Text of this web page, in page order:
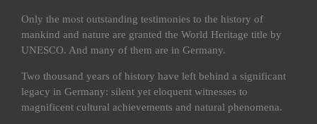
Only the most outstanding testimonies to the history of
mankind and nature are granted the World Heritage title by
UNESCO. And many of them are in Germany.
Two thousand years of history have left behind a significant
legacy in Germany: silent yet eloquent witnesses to
magnificent cultural achievements and natural phenomena.